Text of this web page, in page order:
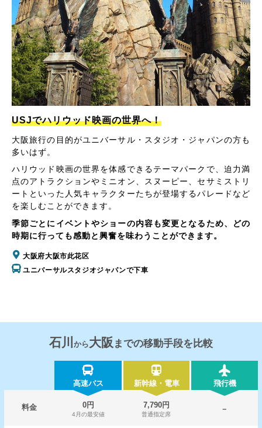
USJでハリウッド映画の世界へ！
大阪旅行の目的がユニバーサル・スタジオ・ジャパンの方も
多いはず。
ハリウッド映画の世界を体感できるテーマパークで、迫力満
点のアトラクションやミニオン、スヌーピー、セサミストリ
ートといった人気キャラクターたちが登場するパレードなど
を楽しむことができます。
季節ごとにイベントやショーの内容も変更となるため、どの
時期に行っても感動と興奮を味わうことができます。
大阪府大阪市此花区
ユニバーサルスタジオジャパンで下車
石川 から大阪 までの移動手段を比較
高速バス 新幹線・電車 飛行機
料金 0円
4月の最安値
7,790円
普通指定席
－